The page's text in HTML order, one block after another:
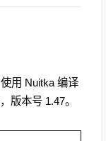
用 Nuitka 编译
版本号 1.47。